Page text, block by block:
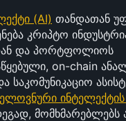
(AI) თანდათან
კრიპტო
და პორტფოლიოს
on-chain
საკომუნიკაციო
ინტელექტის
მომხმარებლებს